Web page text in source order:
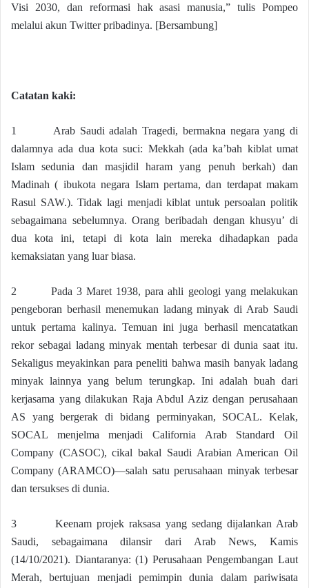
Visi 2030, dan reformasi hak asasi manusia,” tulis Pompeo
melalui akun Twitter pribadinya. [Bersambung]
Catatan kaki:
1 Arab Saudi adalah Tragedi, bermakna negara yang di
dalamnya ada dua kota suci: Mekkah (ada ka’bah kiblat umat
Islam sedunia dan masjidil haram yang penuh berkah) dan
Madinah ( ibukota negara Islam pertama, dan terdapat makam
Rasul SAW.). Tidak lagi menjadi kiblat untuk persoalan politik
sebagaimana sebelumnya. Orang beribadah dengan khusyu’ di
dua kota ini, tetapi di kota lain mereka dihadapkan pada
kemaksiatan yang luar biasa.
2 Pada 3 Maret 1938, para ahli geologi yang melakukan
pengeboran berhasil menemukan ladang minyak di Arab Saudi
untuk pertama kalinya. Temuan ini juga berhasil mencatatkan
rekor sebagai ladang minyak mentah terbesar di dunia saat itu.
Sekaligus meyakinkan para peneliti bahwa masih banyak ladang
minyak lainnya yang belum terungkap. Ini adalah buah dari
kerjasama yang dilakukan Raja Abdul Aziz dengan perusahaan
AS yang bergerak di bidang perminyakan, SOCAL. Kelak,
SOCAL menjelma menjadi California Arab Standard Oil
Company (CASOC), cikal bakal Saudi Arabian American Oil
Company (ARAMCO)—salah satu perusahaan minyak terbesar
dan tersukses di dunia.
3 Keenam projek raksasa yang sedang dijalankan Arab
Saudi, sebagaimana dilansir dari Arab News, Kamis
(14/10/2021). Diantaranya: (1) Perusahaan Pengembangan Laut
Merah, bertujuan menjadi pemimpin dunia dalam pariwisata